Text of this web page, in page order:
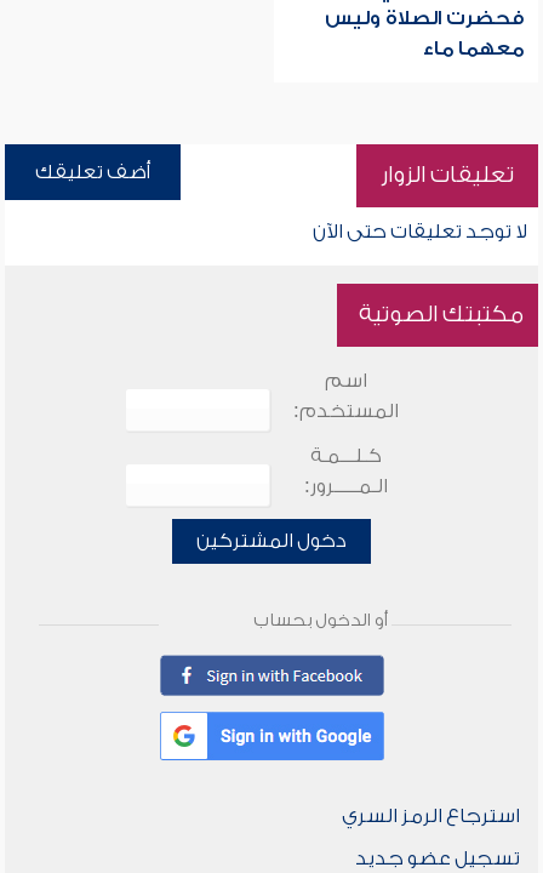
فحضرت الصلاة وليس
معهما ماء
تعليقات الزوار أضف تعليقك
لا توجد تعليقات حتى الآن
مكتبتك الصوتية
اسم
المستخدم:
كـلـــمـة
الـمـــــرور:
دخول المشتركين
أو الدخول بحساب
استرجاع الرمز السري
تسجيل عضو جديد